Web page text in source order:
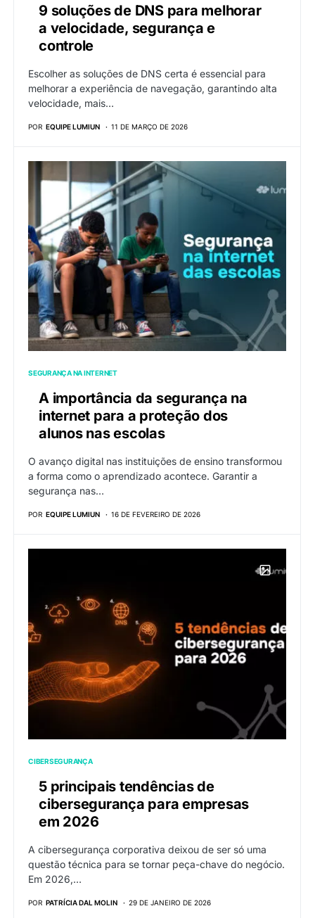
9 soluções de DNS para melhorar
a velocidade, segurança e
controle
Escolher as soluções de DNS certa é essencial para
melhorar a experiência de navegação, garantindo alta
velocidade, mais…
POR EQUIPE LUMIUN 11 DE MARÇO DE 2026
SEGURANÇA NA INTERNET
A importância da segurança na
internet para a proteção dos
alunos nas escolas
O avanço digital nas instituições de ensino transformou
a forma como o aprendizado acontece. Garantir a
segurança nas…
POR EQUIPE LUMIUN 16 DE FEVEREIRO DE 2026
CIBERSEGURANÇA
5 principais tendências de
cibersegurança para empresas
em 2026
A cibersegurança corporativa deixou de ser só uma
questão técnica para se tornar peça-chave do negócio.
Em 2026,…
POR PATRÍCIA DAL MOLIN 29 DE JANEIRO DE 2026